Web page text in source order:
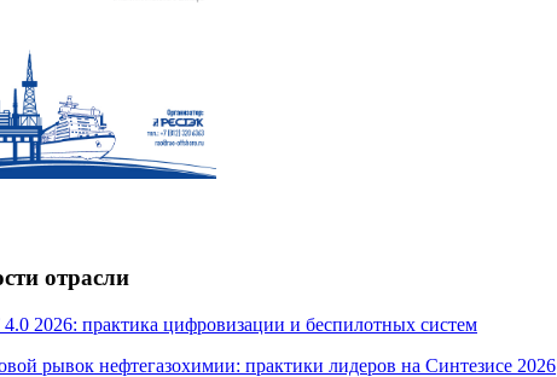
отрасли
2026: практика цифровизации и беспилотных систем
рывок нефтегазохимии: практики лидеров на Синтезисе 2026